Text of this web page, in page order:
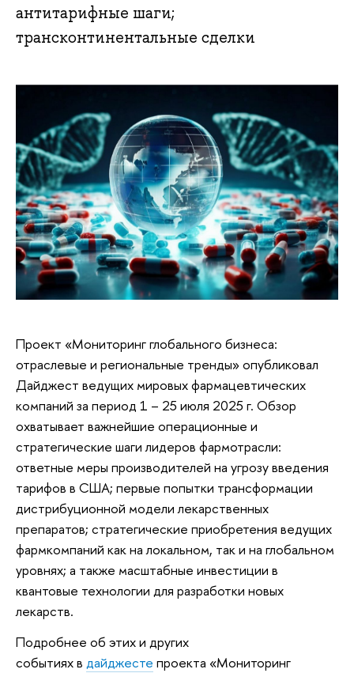
антитарифные шаги;
трансконтинентальные сделки
Проект «Мониторинг глобального бизнеса:
отраслевые и региональные тренды» опубликовал
Дайджест ведущих мировых фармацевтических
компаний за период 1 – 25 июля 2025 г. Обзор
охватывает важнейшие операционные и
стратегические шаги лидеров фармотрасли:
ответные меры производителей на угрозу введения
тарифов в США; первые попытки трансформации
дистрибуционной модели лекарственных
препаратов; стратегические приобретения ведущих
фармкомпаний как на локальном, так и на глобальном
уровнях; а также масштабные инвестиции в
квантовые технологии для разработки новых
лекарств.
Подробнее об этих и других
событиях в дайджесте проекта «Мониторинг